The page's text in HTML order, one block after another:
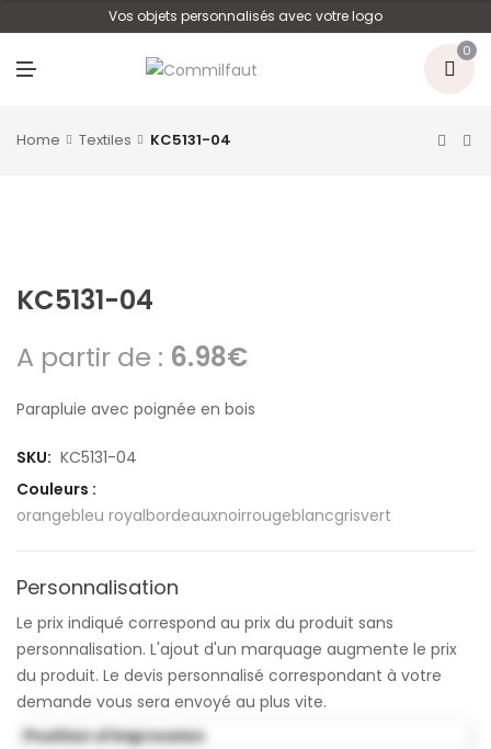
Vos objets personnalisés avec votre logo
0
Home Textiles KC5131-04
KC5131-04
A partir de : 6.98€
Parapluie avec poignée en bois
SKU: KC5131-04
Couleurs :
orangebleu royalbordeauxnoirrougeblancgrisvert
Personnalisation
Le prix indiqué correspond au prix du produit sans
personnalisation. L'ajout d'un marquage augmente le prix
du produit. Le devis personnalisé correspondant à votre
demande vous sera envoyé au plus vite.
Position d'impression